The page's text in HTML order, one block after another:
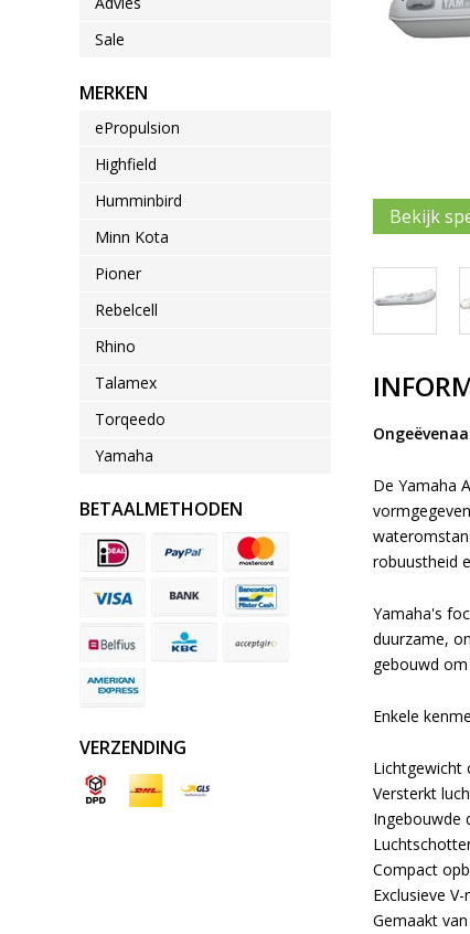
Sale
MERKEN
ePropulsion
Highfield
Humminbird
Minn Kota
Pioner
Rebelcell
Rhino
Talamex
Torqeedo
Yamaha
BETAALMETHODEN
VERZENDING
Bekijk
De Yamaha
robuustheid
Yamaha's
duurzame,
gebouwd
Enkele
Lichtgewicht
Versterkt
Ingebouwde
Compact
Exclusieve
Gemaakt